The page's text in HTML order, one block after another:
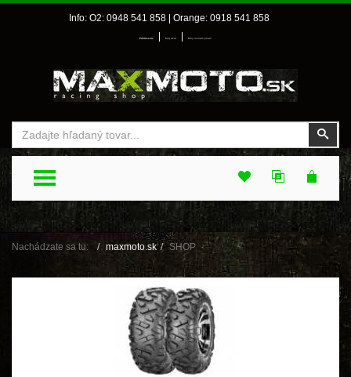
Info: O2: 0948 541 858 | Orange: 0918 541 858
Prihlásenie Môj účet Môj zoznam prianí
TOGGLE MENU
Nachádzate sa tu: maxmoto.sk SHOP